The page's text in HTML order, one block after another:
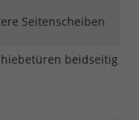
Seitenscheiben
beidseitig